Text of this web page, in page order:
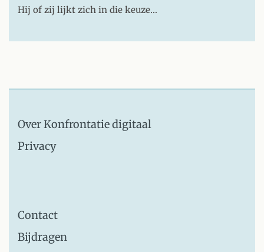
Hij of zij lijkt zich in die keuze…
Over Konfrontatie digitaal
Privacy
Contact
Bijdragen